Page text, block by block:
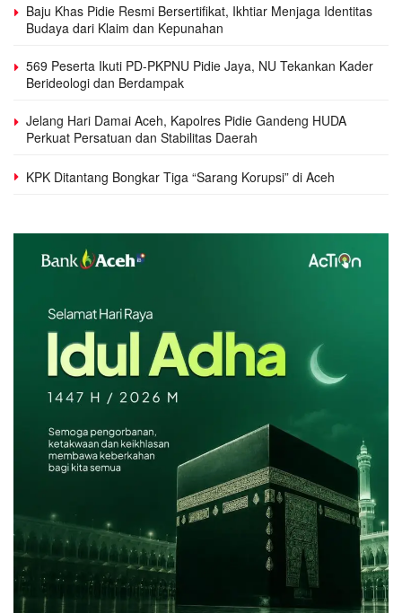
Baju Khas Pidie Resmi Bersertifikat, Ikhtiar Menjaga Identitas
Budaya dari Klaim dan Kepunahan
569 Peserta Ikuti PD-PKPNU Pidie Jaya, NU Tekankan Kader
Berideologi dan Berdampak
Jelang Hari Damai Aceh, Kapolres Pidie Gandeng HUDA
Perkuat Persatuan dan Stabilitas Daerah
KPK Ditantang Bongkar Tiga “Sarang Korupsi” di Aceh